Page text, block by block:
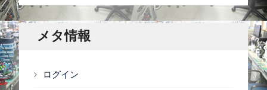
メタ情報
ログイン